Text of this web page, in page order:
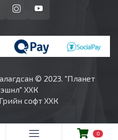
0
© 2023. "Планет
ХХК
Грийн софт ХХК
0